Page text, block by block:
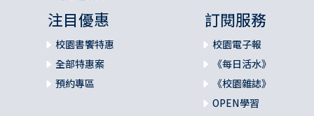
注目優惠
校園書饗特惠
全部特惠案
預約專區
訂閱服務
校園電子報
《每日活水》
《校園雜誌》
OPEN學習